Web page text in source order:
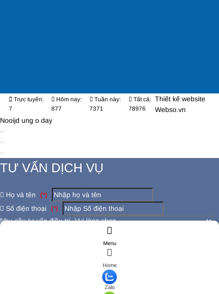
Trực tuyến:
7
Hôm nay:
877
Tuần này:
7371
Tất cả:
78976
Thiết kế website
Webso.vn
Menu
Home
Zalo
Nooijd ung o day
TƯ VẤN DỊCH VỤ
Họ và tên
(*)
Số điện thoại
(*)
Nhu cầu tư vấn điều trị